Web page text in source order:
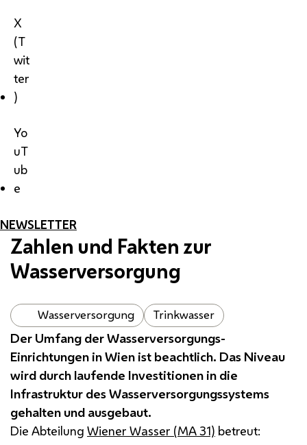
X
(T
wit
ter
)
Yo
uT
ub
e
NEWSLETTER
Zahlen und Fakten zur
Wasserversorgung
Wasserversorgung Trinkwasser
Der Umfang der Wasserversorgungs-
Einrichtungen in Wien ist beachtlich. Das Niveau
wird durch laufende Investitionen in die
Infrastruktur des Wasserversorgungssystems
gehalten und ausgebaut.
Die Abteilung Wiener Wasser (MA31) betreut: